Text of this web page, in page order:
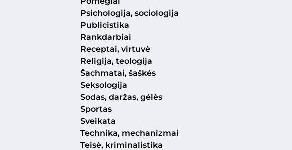
Psichologija, sociologija
Publicistika
Rankdarbiai
Receptai, virtuvė
Religija, teologija
Šachmatai, šaškės
Seksologija
Sodas, daržas, gėlės
Sportas
Sveikata
Technika, mechanizmai
Teisė, kriminalistika